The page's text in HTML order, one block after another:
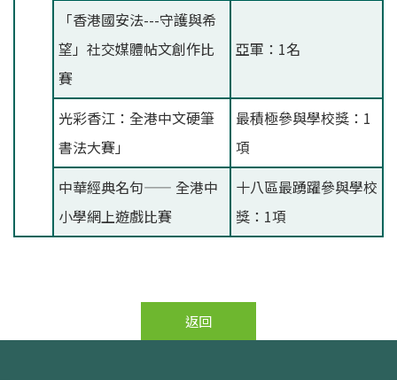
「香港國安法---守護與希
望」社交媒體帖文創作比
賽
亞軍：1名
光彩香江：全港中文硬筆
書法大賽」
最積極參與學校獎：1
項
中華經典名句—— 全港中
小學網上遊戲比賽
十八區最踴躍參與學校
獎：1項
返回